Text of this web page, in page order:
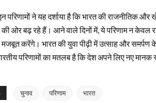
परिणामों ने यह दर्शाया है कि भारत की राजनीतिक
की ओर बढ़ रहे हैं। आने वाले दिनों में, ये परिणाम न
करेंगे। भारत की युवा पीढ़ी में उत्साह और समर्पण
परिणामों का मतलब है कि देश अपने लिए नए मानक
चुनाव परिणाम भारत